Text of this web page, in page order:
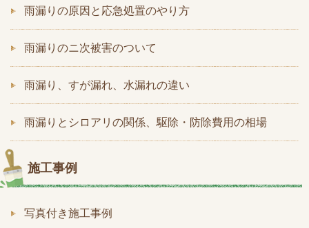
雨漏りの原因と応急処置のやり方
雨漏りのニ次被害のついて
雨漏り、すが漏れ、水漏れの違い
雨漏りとシロアリの関係、駆除・防除費用の相場
施工事例
写真付き施工事例